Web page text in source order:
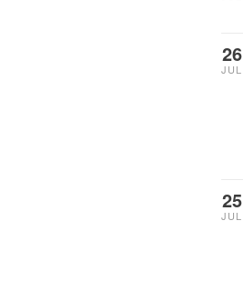
26
JUL
25
JUL